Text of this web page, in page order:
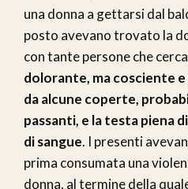
una donna a gettarsi dal
posto avevano trovato la
con tante persone che
dolorante, ma cosciente
da alcune coperte,
passanti, e la testa piena
di sangue. I presenti
prima consumata una
donna, al termine della